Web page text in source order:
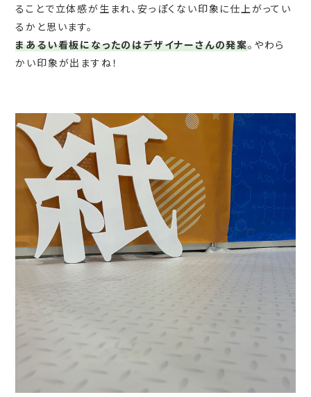
ることで立体感が生まれ、安っぽくない印象に仕上がってい
るかと思います。
まあるい看板になったのはデザイナーさんの発案。やわら
かい印象が出ますね！